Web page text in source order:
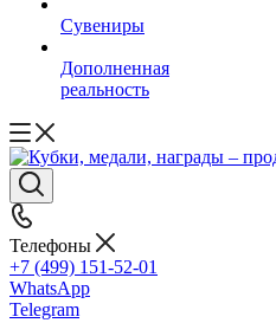
Сувениры
Дополненная
реальность
Телефоны
+7 (499) 151-52-01
WhatsApp
Telegram